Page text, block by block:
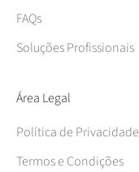
FAQs
Soluções Profissionais
Área Legal
Política de Privacidade
Termos e Condições